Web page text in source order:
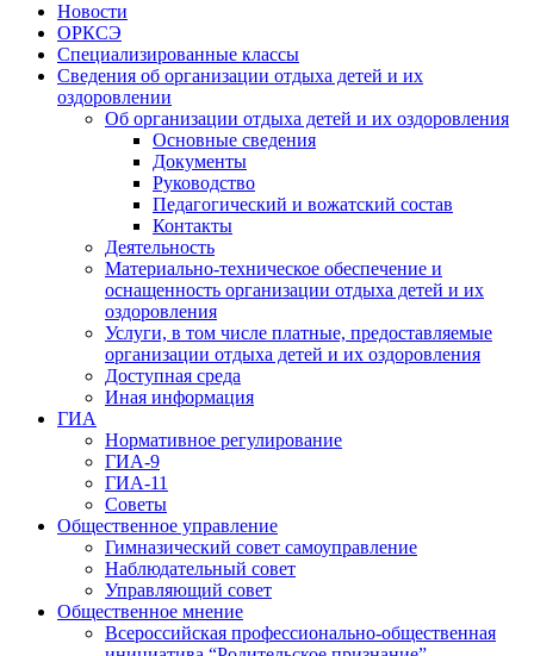
Новости
ОРКСЭ
Специализированные классы
Сведения об организации отдыха детей и их
оздоровлении
Об организации отдыха детей и их оздоровления
Основные сведения
Документы
Руководство
Педагогический и вожатский состав
Контакты
Деятельность
Материально-техническое обеспечение и
оснащенность организации отдыха детей и их
оздоровления
Услуги, в том числе платные, предоставляемые
организации отдыха детей и их оздоровления
Доступная среда
Иная информация
ГИА
Нормативное регулирование
ГИА-9
ГИА-11
Советы
Общественное управление
Гимназический совет самоуправление
Наблюдательный совет
Управляющий совет
Общественное мнение
Всероссийская профессионально-общественная